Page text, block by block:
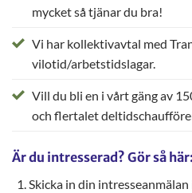
mycket så tjänar du bra!
Vi har kollektivavtal med
vilotid/arbetstidslagar.
Vill du bli en i vårt gäng av
och flertalet
Är du intresserad? Gör så här:
Skicka in din